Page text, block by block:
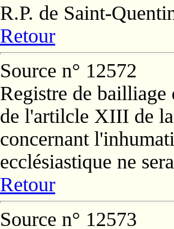
R.P. de Saint-
Retour
Source n° 12572
Registre de
de l'artilcle XIII de
concernant
ecclésiastique ne
Retour
Source n° 12573